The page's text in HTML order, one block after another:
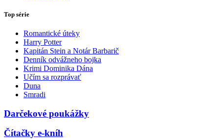
Top série
Romantické úteky
Harry Potter
Kapitán Stein a Notár Barbarič
Denník odvážneho bojka
Krimi Dominika Dána
Učím sa rozprávať
Duna
Smradi
Darčekové poukážky
Čítačky e-kníh